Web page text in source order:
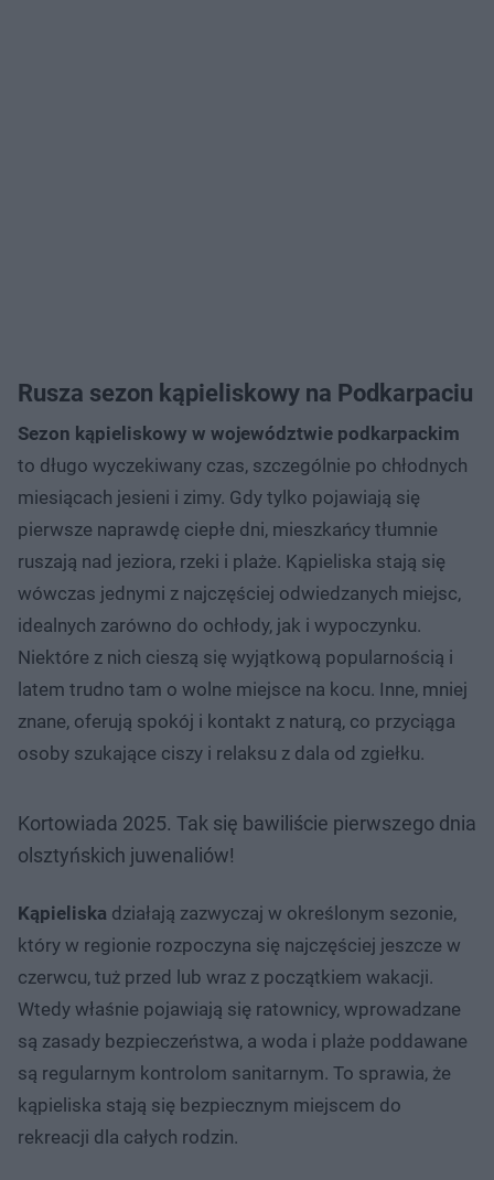
Rusza sezon kąpieliskowy na Podkarpaciu
Sezon kąpieliskowy w województwie podkarpackim
to długo wyczekiwany czas, szczególnie po chłodnych
miesiącach jesieni i zimy. Gdy tylko pojawiają się
pierwsze naprawdę ciepłe dni, mieszkańcy tłumnie
ruszają nad jeziora, rzeki i plaże. Kąpieliska stają się
wówczas jednymi z najczęściej odwiedzanych miejsc,
idealnych zarówno do ochłody, jak i wypoczynku.
Niektóre z nich cieszą się wyjątkową popularnością i
latem trudno tam o wolne miejsce na kocu. Inne, mniej
znane, oferują spokój i kontakt z naturą, co przyciąga
osoby szukające ciszy i relaksu z dala od zgiełku.
Kortowiada 2025. Tak się bawiliście pierwszego dnia
olsztyńskich juwenaliów!
Kąpieliska działają zazwyczaj w określonym sezonie,
który w regionie rozpoczyna się najczęściej jeszcze w
czerwcu, tuż przed lub wraz z początkiem wakacji.
Wtedy właśnie pojawiają się ratownicy, wprowadzane
są zasady bezpieczeństwa, a woda i plaże poddawane
są regularnym kontrolom sanitarnym. To sprawia, że
kąpieliska stają się bezpiecznym miejscem do
rekreacji dla całych rodzin.